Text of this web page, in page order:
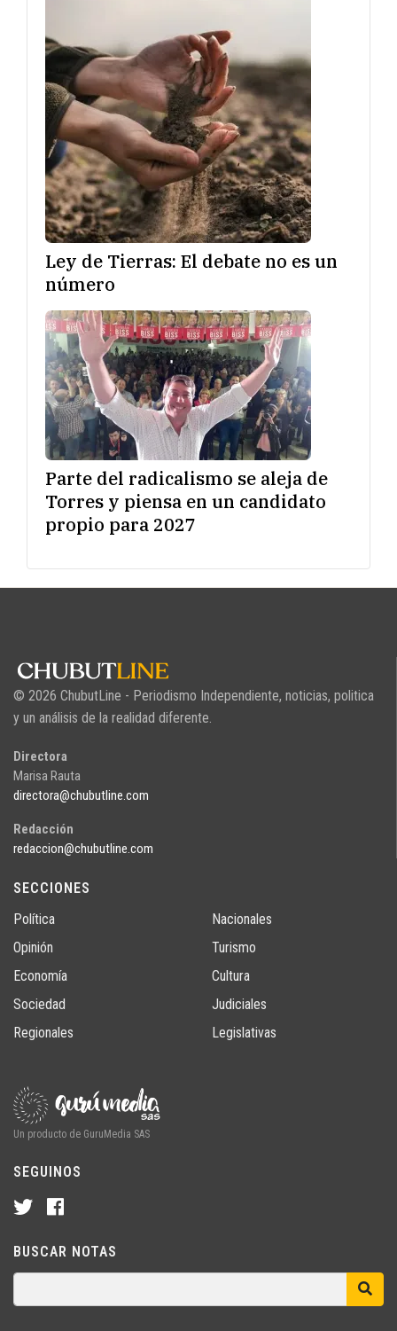
Ley de Tierras: El debate no es un
número
Parte del radicalismo se aleja de
Torres y piensa en un candidato
propio para 2027
© 2026 ChubutLine - Periodismo Independiente, noticias, politica
y un análisis de la realidad diferente.
Directora
Marisa Rauta
directora@chubutline.com
Redacción
redaccion@chubutline.com
SECCIONES
Política
Opinión
Economía
Sociedad
Regionales
Nacionales
Turismo
Cultura
Judiciales
Legislativas
Un producto de GuruMedia SAS
SEGUINOS
BUSCAR NOTAS